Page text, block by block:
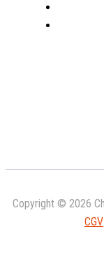
Copyright © 2026
CGV